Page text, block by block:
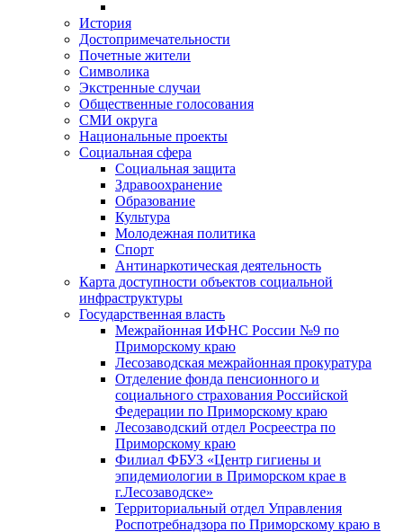
История
Достопримечательности
Почетные жители
Символика
Экстренные случаи
Общественные голосования
СМИ округа
Национальные проекты
Социальная сфера
Социальная защита
Здравоохранение
Образование
Культура
Молодежная политика
Спорт
Антинаркотическая деятельность
Карта доступности объектов социальной
инфраструктуры
Государственная власть
Межрайонная ИФНС России №9 по
Приморскому краю
Лесозаводская межрайонная прокуратура
Отделение фонда пенсионного и
социального страхования Российской
Федерации по Приморскому краю
Лесозаводский отдел Росреестра по
Приморскому краю
Филиал ФБУЗ «Центр гигиены и
эпидемиологии в Приморском крае в
г.Лесозаводске»
Территориальный отдел Управления
Роспотребнадзора по Приморскому краю в